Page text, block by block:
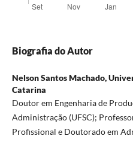
Biografia do Autor
Nelson Santos Machado,
Catarina
Doutor em Engenharia de
Administração (UFSC);
Profissional e Doutorado em